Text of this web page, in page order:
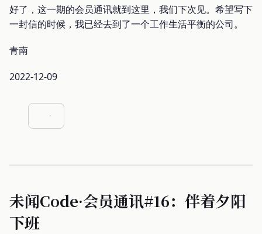
好了，这一期的会员通讯就到这里，我们下次见。希望写下
一封信的时候，我已经去到了一个工作生活平衡的公司。
青南
2022-12-09
未闻Code·会员通讯#16：伴着夕阳
下班